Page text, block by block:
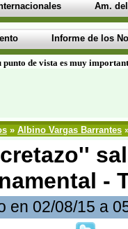
Am.
Informe de los
punto de vista es muy
» Albino Vargas Barrantes
-
en 02/08/15 a